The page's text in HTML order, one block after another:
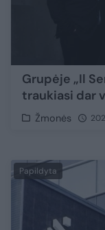
Grupėje „Il
traukiasi dar
Žmonės
Papildyta